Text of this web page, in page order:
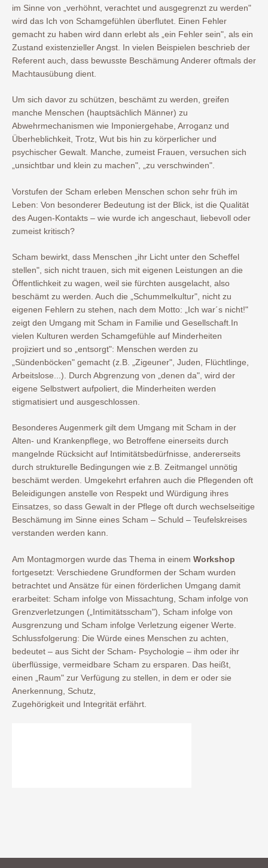
im Sinne von „verhöhnt, verachtet und ausgegrenzt zu werden"
wird das Ich von Schamgefühlen überflutet. Einen Fehler
gemacht zu haben wird dann erlebt als „ein Fehler sein", als ein
Zustand existenzieller Angst. In vielen Beispielen beschrieb der
Referent auch, dass bewusste Beschämung Anderer oftmals der
Machtausübung dient.
Um sich davor zu schützen, beschämt zu werden, greifen
manche Menschen (hauptsächlich Männer) zu
Abwehrmechanismen wie Imponiergehabe, Arroganz und
Überheblichkeit, Trotz, Wut bis hin zu körperlicher und
psychischer Gewalt. Manche, zumeist Frauen, versuchen sich
„unsichtbar und klein zu machen", „zu verschwinden".
Vorstufen der Scham erleben Menschen schon sehr früh im
Leben: Von besonderer Bedeutung ist der Blick, ist die Qualität
des Augen-Kontakts – wie wurde ich angeschaut, liebevoll oder
zumeist kritisch?
Scham bewirkt, dass Menschen „ihr Licht unter den Scheffel
stellen", sich nicht trauen, sich mit eigenen Leistungen an die
Öffentlichkeit zu wagen, weil sie fürchten ausgelacht, also
beschämt zu werden. Auch die „Schummelkultur", nicht zu
eigenen Fehlern zu stehen, nach dem Motto: „Ich war´s nicht!"
zeigt den Umgang mit Scham in Familie und Gesellschaft.In
vielen Kulturen werden Schamgefühle auf Minderheiten
projiziert und so „entsorgt": Menschen werden zu
„Sündenböcken" gemacht (z.B. „Zigeuner", Juden, Flüchtlinge,
Arbeitslose...). Durch Abgrenzung von „denen da", wird der
eigene Selbstwert aufpoliert, die Minderheiten werden
stigmatisiert und ausgeschlossen.
Besonderes Augenmerk gilt dem Umgang mit Scham in der
Alten- und Krankenpflege, wo Betroffene einerseits durch
mangelnde Rücksicht auf Intimitätsbedürfnisse, andererseits
durch strukturelle Bedingungen wie z.B. Zeitmangel unnötig
beschämt werden. Umgekehrt erfahren auch die Pflegenden oft
Beleidigungen anstelle von Respekt und Würdigung ihres
Einsatzes, so dass Gewalt in der Pflege oft durch wechselseitige
Beschämung im Sinne eines Scham – Schuld – Teufelskreises
verstanden werden kann.
Am Montagmorgen wurde das Thema in einem Workshop
fortgesetzt: Verschiedene Grundformen der Scham wurden
betrachtet und Ansätze für einen förderlichen Umgang damit
erarbeitet: Scham infolge von Missachtung, Scham infolge von
Grenzverletzungen („Intimitätsscham"), Scham infolge von
Ausgrenzung und Scham infolge Verletzung eigener Werte.
Schlussfolgerung: Die Würde eines Menschen zu achten,
bedeutet – aus Sicht der Scham- Psychologie – ihm oder ihr
überflüssige, vermeidbare Scham zu ersparen. Das heißt,
einen „Raum" zur Verfügung zu stellen, in dem er oder sie
Anerkennung, Schutz,
Zugehörigkeit und Integrität erfährt.